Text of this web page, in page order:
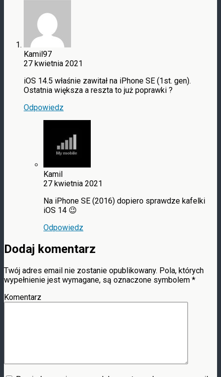
Kamil97
27 kwietnia 2021
iOS 14.5 właśnie zawitał na iPhone SE (1st. gen).
Ostatnia większa a reszta to już poprawki ?
Odpowiedz
Kamil
27 kwietnia 2021
Na iPhone SE (2016) dopiero sprawdze kafelki
iOS 14 😉
Odpowiedz
Dodaj komentarz
Twój adres email nie zostanie opublikowany. Pola, których
wypełnienie jest wymagane, są oznaczone symbolem *
Komentarz